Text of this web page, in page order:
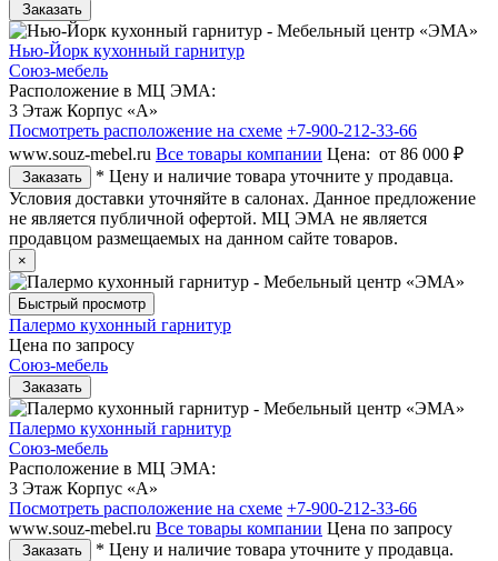
Заказать
Нью-Йорк кухонный гарнитур
Союз-мебель
Расположение в МЦ ЭМА:
3 Этаж Корпус «А»
Посмотреть расположение на схеме +7-900-212-33-66
www.souz-mebel.ru Все товары компании Цена: от 86 000 ₽
Заказать
* Цену и наличие товара уточните у продавца.
Условия доставки уточняйте в салонах. Данное предложение
не является публичной офертой. МЦ ЭМА не является
продавцом размещаемых на данном сайте товаров.
×
Быстрый просмотр
Палермо кухонный гарнитур
Цена по запросу
Союз-мебель
Заказать
Палермо кухонный гарнитур
Союз-мебель
Расположение в МЦ ЭМА:
3 Этаж Корпус «А»
Посмотреть расположение на схеме +7-900-212-33-66
www.souz-mebel.ru Все товары компании Цена по запросу
Заказать
* Цену и наличие товара уточните у продавца.